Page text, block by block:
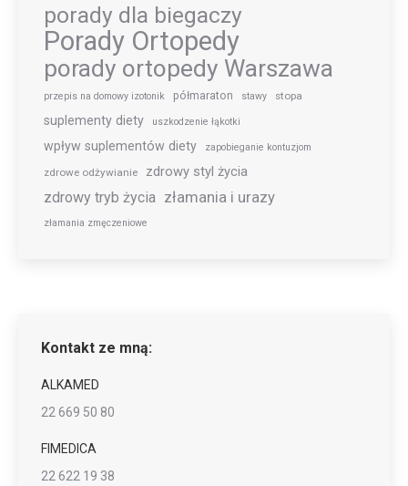
porady dla biegaczy
Porady Ortopedy
porady ortopedy Warszawa
przepis na domowy izotonik półmaraton stawy stopa
suplementy diety uszkodzenie łąkotki
wpływ suplementów diety zapobieganie kontuzjom
zdrowe odżywianie zdrowy styl życia
zdrowy tryb życia złamania i urazy
złamania zmęczeniowe
Kontakt ze mną:
ALKAMED
22 669 50 80
FIMEDICA
22 622 19 38